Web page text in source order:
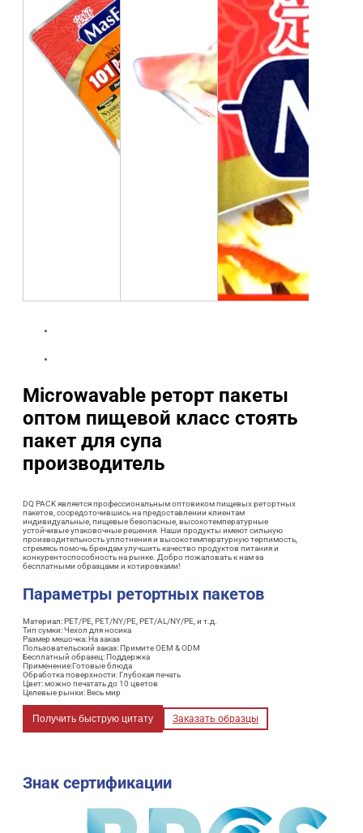
Microwavable реторт пакеты
оптом пищевой класс стоять
пакет для супа
производитель
DQ PACK является профессиональным оптовиком пищевых ретортных
пакетов, сосредоточившись на предоставлении клиентам
индивидуальные, пищевые безопасные, высокотемпературные
устойчивые упаковочные решения. Наши продукты имеют сильную
производительность уплотнения и высокотемпературную терпимость,
стремясь помочь брендам улучшить качество продуктов питания и
конкурентоспособность на рынке. Добро пожаловать к нам за
бесплатными образцами и котировками!
Параметры ретортных пакетов
Материал: PET/PE, PET/NY/PE, PET/AL/NY/PE, и т.д.
Тип сумки: Чехол для носика
Размер мешочка: На заказ
Пользовательский заказ: Примите OEM & ODM
Бесплатный образец: Поддержка
Применение:Готовые блюда
Обработка поверхности: Глубокая печать
Цвет: можно печатать до 10 цветов
Целевые рынки: Весь мир
Получить быструю цитату Заказать образцы
Знак сертификации